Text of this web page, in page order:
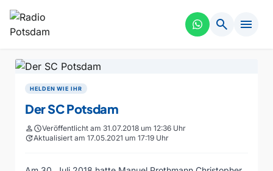
search menu
HELDEN WIE IHR
Der SC Potsdam
personscheduleVeröffentlicht am 31.07.2018 um 12:36 Uhr
updateAktualisiert am 17.05.2021 um 17:19 Uhr